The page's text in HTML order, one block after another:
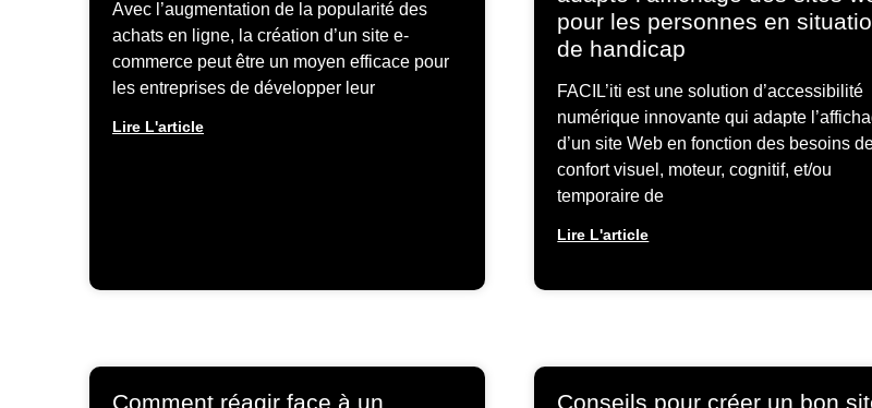
Avec l’augmentation de la popularité des
achats en ligne, la création d’un site e-
commerce peut être un moyen efficace pour
les entreprises de développer leur
Lire L'article
pour les personnes en
de handicap
FACIL’iti est une solution d’accessibilité
numérique innovante qui adapte
d’un site Web en fonction des besoins
confort visuel, moteur, cognitif, et/ou
temporaire de
Lire L'article
Comment réagir face à un
Conseils pour créer un bon